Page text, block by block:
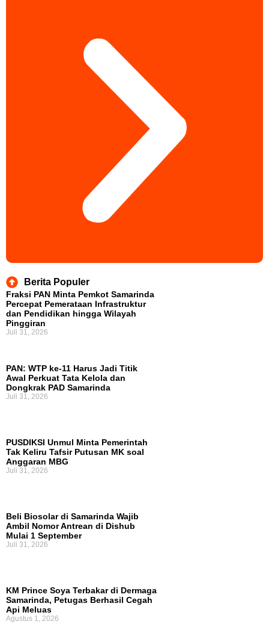
Berita Populer
Fraksi PAN Minta Pemkot Samarinda
Percepat Pemerataan Infrastruktur
dan Pendidikan hingga Wilayah
Pinggiran
Juli 31, 2026
PAN: WTP ke-11 Harus Jadi Titik
Awal Perkuat Tata Kelola dan
Dongkrak PAD Samarinda
Juli 31, 2026
PUSDIKSI Unmul Minta Pemerintah
Tak Keliru Tafsir Putusan MK soal
Anggaran MBG
Juli 31, 2026
Beli Biosolar di Samarinda Wajib
Ambil Nomor Antrean di Dishub
Mulai 1 September
Juli 31, 2026
KM Prince Soya Terbakar di Dermaga
Samarinda, Petugas Berhasil Cegah
Api Meluas
Agustus 1, 2026